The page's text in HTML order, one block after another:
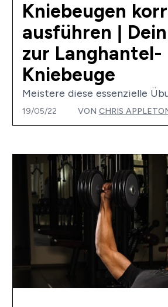
Kniebeugen
ausführen |
zur Langhantel-
Kniebeuge
Meistere diese essenzielle
19/05/22 VON CHRIS